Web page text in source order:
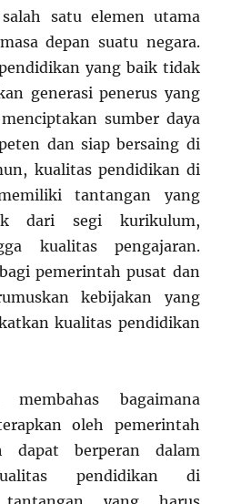
satu elemen utama
depan suatu negara.
yang baik tidak
generasi penerus yang
sumber daya
dan siap bersaing di
kualitas pendidikan di
tantangan yang
dari segi kurikulum,
kualitas pengajaran.
pemerintah pusat dan
kebijakan yang
kualitas pendidikan
bagaimana
oleh pemerintah
dapat berperan dalam
pendidikan di